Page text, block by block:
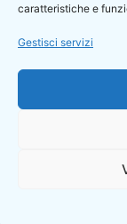
caratteristiche e
Gestisci servizi
POLIZZA
SARA
Azzini – Sede